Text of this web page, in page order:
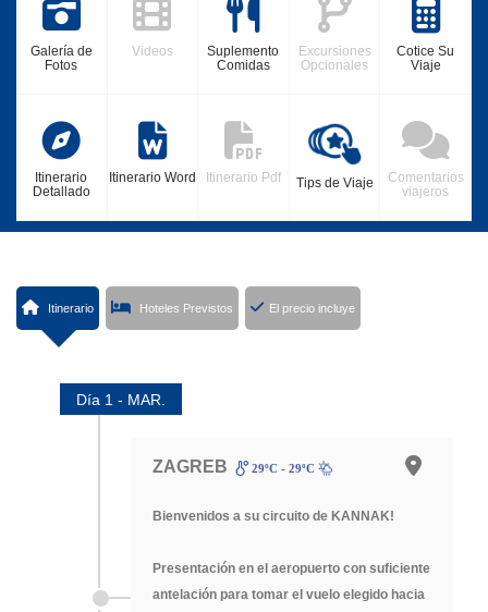
Galería de
Fotos
Videos
Suplemento
Comidas
Excursiones
Opcionales
Cotice Su
Viaje
Itinerario
Detallado
Itinerario Word Itinerario Pdf Tips de Viaje
Comentarios
viajeros
Itinerario Hoteles Previstos El precio incluye
Día 1 - MAR.
ZAGREB 29ºC - 29ºC
Bienvenidos a su circuito de KANNAK!
Presentación en el aeropuerto con suficiente
antelación para tomar el vuelo elegido hacia